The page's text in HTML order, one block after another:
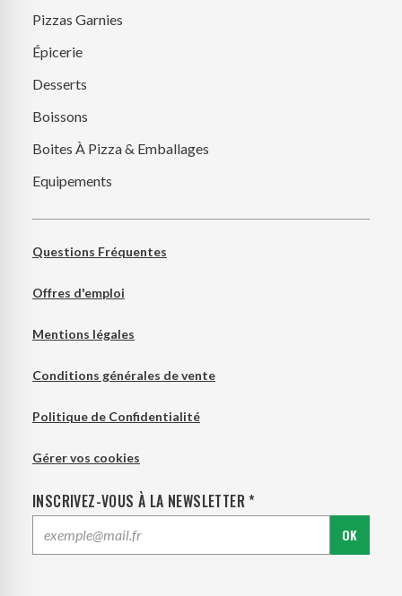
Pizzas Garnies
Épicerie
Desserts
Boissons
Boites À Pizza & Emballages
Equipements
Questions Fréquentes
Offres d'emploi
Mentions légales
Conditions générales de vente
Politique de Confidentialité
Gérer vos cookies
INSCRIVEZ-VOUS À LA NEWSLETTER *
OK